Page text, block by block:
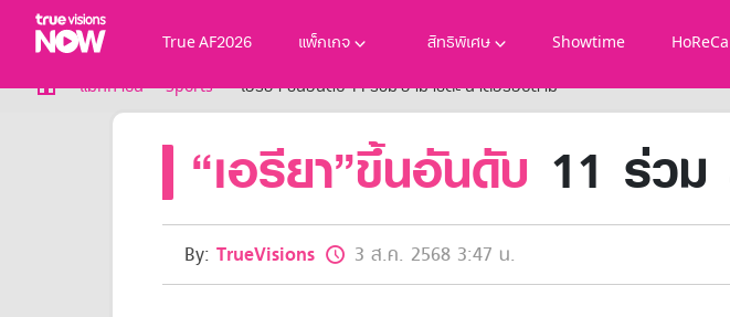
True AF2026 แพ็กเกจ สิทธิพิเศษ Showtime HoReCa
True AF2026
แพ็กเกจ
NOW SPORTS
NOW BUNDLES
NOW Muay Thai
แพ็กเกจทรูวิชันส์นาวทั้งหมด
แม็กกาซีน Sports “เอรียา”ขึ้นอันดับ 11 ร่วม ยามาชิตะ นำต่อรอบสาม
“เอรียา”ขึ้นอันดับ 11 ร่วม
By: TrueVisions 3 ส.ค. 2568 3:47 น.